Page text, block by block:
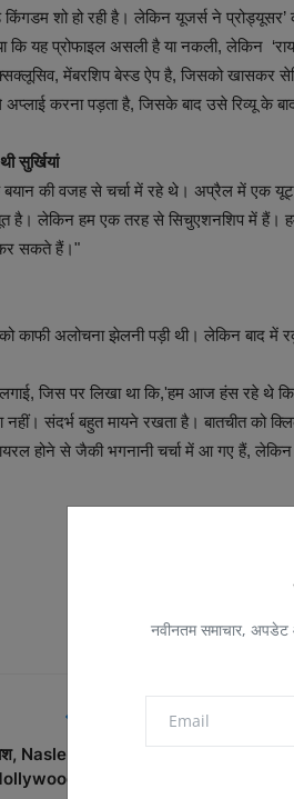
नवीनतम समाचार, अपडेट
शो हो रही है। लेकिन यूजर्स ने प्रोड्यूसर’
कि यह प्रोफाइल असली है या नकली, लेकिन
मेंबरशिप बेस्ड ऐप है, जिसको खासकर
करना पड़ता है, जिसके बाद उसे रिव्यू के बाद
सुर्खियां
की वजह से चर्चा में रहे थे। अप्रैल में एक
है। लेकिन हम एक तरह से सिचुएशनशिप में
कर सकते हैं।"
काफी अलोचना झेलनी पड़ी थी। लेकिन बाद में
लगाई, जिस पर लिखा था कि,'हम आज हंस रहे थे
संदर्भ बहुत मायने रखता है। बातचीत को
होने से जैकी भगनानी चर्चा में आ गए हैं,
PREVIOUS ARTICLE
Naslen की Dark Comedy
Times' की OTT ...
ICC